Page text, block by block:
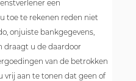
een
toe te rekenen reden niet
onjuiste bankgegevens,
draagt u de daardoor
van de betrokken
vrij aan te tonen dat geen of